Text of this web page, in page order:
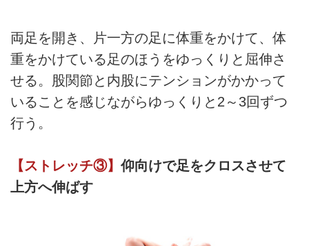
両足を開き、片一方の足に体重をかけて、体
重をかけている足のほうをゆっくりと屈伸さ
せる。股関節と内股にテンションがかかって
いることを感じながらゆっくりと2～3回ずつ
行う。
【ストレッチ③】 仰向けで足をクロスさせて
上方へ伸ばす